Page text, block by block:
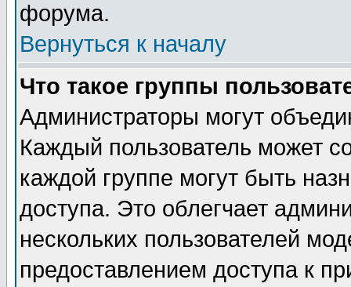
форума.
Вернуться к началу
Что такое группы
Администраторы могут
Каждый пользователь может
каждой группе могут быть
доступа. Это облегчает
нескольких пользователей
предоставлением доступа к